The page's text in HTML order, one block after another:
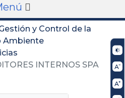
y Control de la
Ambiente
INTERNOS SPA